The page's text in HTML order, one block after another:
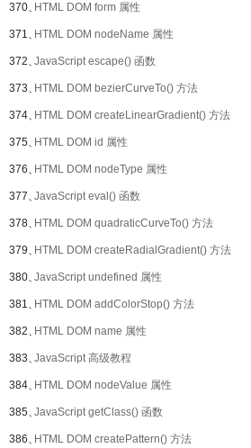
370、HTML DOM form 属性
371、HTML DOM nodeName 属性
372、JavaScript escape() 函数
373、HTML DOM bezierCurveTo() 方法
374、HTML DOM createLinearGradient() 方法
375、HTML DOM id 属性
376、HTML DOM nodeType 属性
377、JavaScript eval() 函数
378、HTML DOM quadraticCurveTo() 方法
379、HTML DOM createRadialGradient() 方法
380、JavaScript undefined 属性
381、HTML DOM addColorStop() 方法
382、HTML DOM name 属性
383、JavaScript 高级教程
384、HTML DOM nodeValue 属性
385、JavaScript getClass() 函数
386、HTML DOM createPattern() 方法